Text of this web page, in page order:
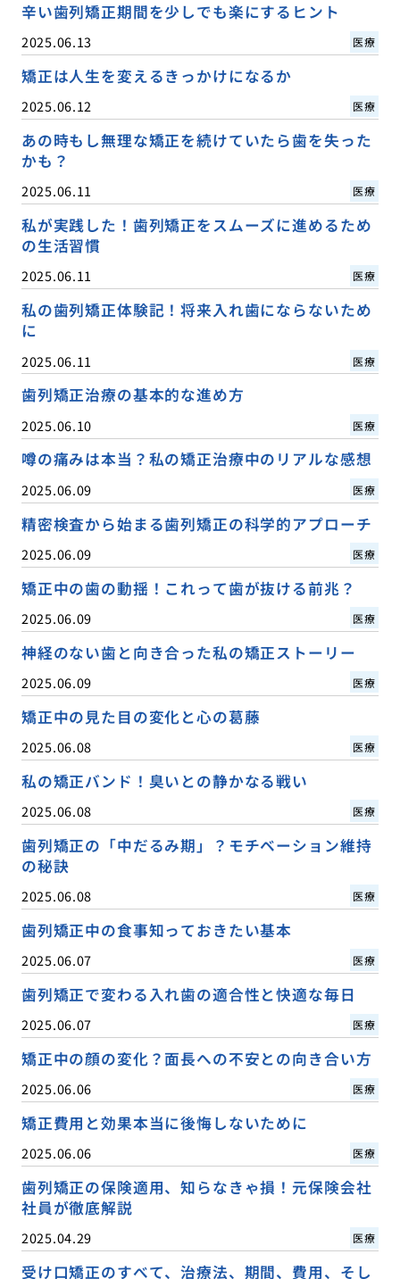
辛い歯列矯正期間を少しでも楽にするヒント
2025.06.13 医療
矯正は人生を変えるきっかけになるか
2025.06.12 医療
あの時もし無理な矯正を続けていたら歯を失った
かも？
2025.06.11 医療
私が実践した！歯列矯正をスムーズに進めるため
の生活習慣
2025.06.11 医療
私の歯列矯正体験記！将来入れ歯にならないため
に
2025.06.11 医療
歯列矯正治療の基本的な進め方
2025.06.10 医療
噂の痛みは本当？私の矯正治療中のリアルな感想
2025.06.09 医療
精密検査から始まる歯列矯正の科学的アプローチ
2025.06.09 医療
矯正中の歯の動揺！これって歯が抜ける前兆？
2025.06.09 医療
神経のない歯と向き合った私の矯正ストーリー
2025.06.09 医療
矯正中の見た目の変化と心の葛藤
2025.06.08 医療
私の矯正バンド！臭いとの静かなる戦い
2025.06.08 医療
歯列矯正の「中だるみ期」？モチベーション維持
の秘訣
2025.06.08 医療
歯列矯正中の食事知っておきたい基本
2025.06.07 医療
歯列矯正で変わる入れ歯の適合性と快適な毎日
2025.06.07 医療
矯正中の顔の変化？面長への不安との向き合い方
2025.06.06 医療
矯正費用と効果本当に後悔しないために
2025.06.06 医療
歯列矯正の保険適用、知らなきゃ損！元保険会社
社員が徹底解説
2025.04.29 医療
受け口矯正のすべて、治療法、期間、費用、そし